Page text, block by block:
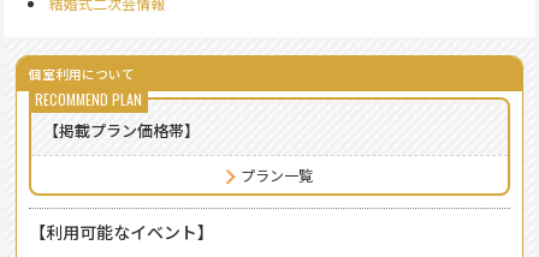
個室利用について
【掲載プラン価格帯】
プラン一覧
【利用可能なイベント】